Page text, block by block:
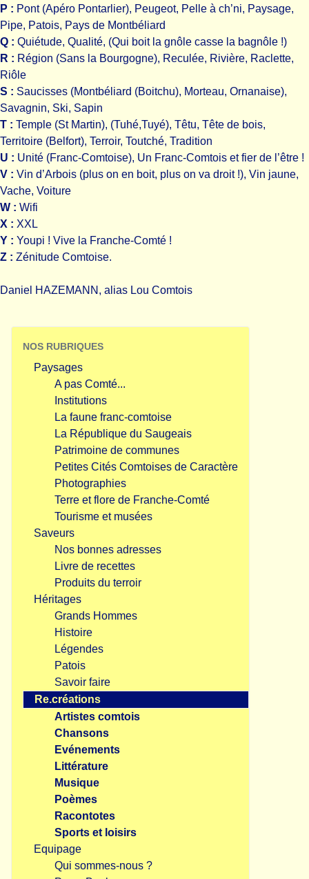
P : Pont (Apéro Pontarlier), Peugeot, Pelle à ch’ni, Paysage,
Pipe, Patois, Pays de Montbéliard
Q : Quiétude, Qualité, (Qui boit la gnôle casse la bagnôle !)
R : Région (Sans la Bourgogne), Reculée, Rivière, Raclette,
Riôle
S : Saucisses (Montbéliard (Boitchu), Morteau, Ornanaise),
Savagnin, Ski, Sapin
T : Temple (St Martin), (Tuhé,Tuyé), Têtu, Tête de bois,
Territoire (Belfort), Terroir, Toutché, Tradition
U : Unité (Franc-Comtoise), Un Franc-Comtois et fier de l’être !
V : Vin d’Arbois (plus on en boit, plus on va droit !), Vin jaune,
Vache, Voiture
W : Wifi
X : XXL
Y : Youpi ! Vive la Franche-Comté !
Z : Zénitude Comtoise.
Daniel HAZEMANN, alias Lou Comtois
NOS RUBRIQUES
Paysages
A pas Comté...
Institutions
La faune franc-comtoise
La République du Saugeais
Patrimoine de communes
Petites Cités Comtoises de Caractère
Photographies
Terre et flore de Franche-Comté
Tourisme et musées
Saveurs
Nos bonnes adresses
Livre de recettes
Produits du terroir
Héritages
Grands Hommes
Histoire
Légendes
Patois
Savoir faire
Re.créations
Artistes comtois
Chansons
Evénements
Littérature
Musique
Poèmes
Racontotes
Sports et loisirs
Equipage
Qui sommes-nous ?